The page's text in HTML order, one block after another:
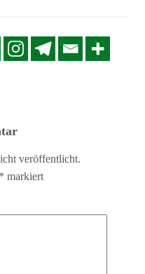
veröffentlicht.
* markiert